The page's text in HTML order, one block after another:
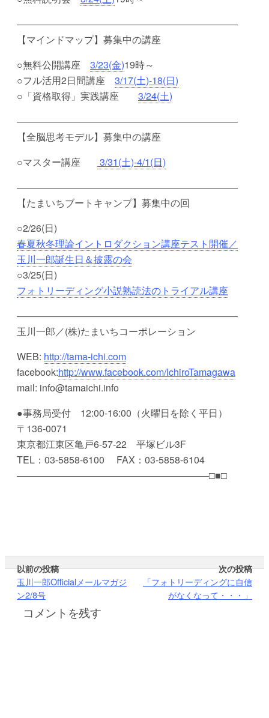
―――――――――――――――――――――――
【マインドマップ】募集中の講座
○無料公開講座 3/23(金)19時～
○フル活用2日間講座 3/17(土)-18(日)
○「資格取得」実践講座 3/24(土)
―――――――――――――――――――――――
【全脳思考モデル】募集中の講座
○マスター講座
3/31(土)-4/1(日)
―――――――――――――――――――――――
【たまいちブートキャンプ】募集中の回
○2/26(日)
春夏秋冬理論イントロダクション講座テスト開催／
玉川一郎誕生日＆披露の会
○3/25(日)
フォトリーディング小説熟読法のトライアル講座
―――――――――――――――――――――――
玉川一郎／(株)たまいちコーポレーション
WEB: http://tama-ichi.com
facebook:http://www.facebook.com/IchiroTamagawa
mail: info@tamaichi.info
●事務局受付 12:00-16:00（火曜日を除く平日）
〒136-0071
東京都江東区亀戸6-57-22 平塚ビル3F
TEL：03-5858-6100 FAX：03-5858-6104
――――――――――――――――――――□■□
以前の投稿
玉川一郎Officialメールマガジ
ン2/8号
次の投稿
「フォトリーディングに自信
がなくなって・・・」
コメントを残す